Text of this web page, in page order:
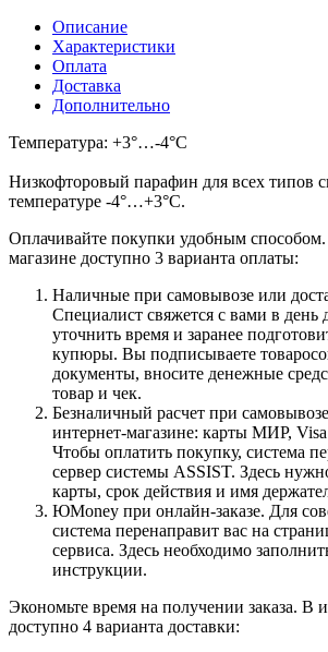
Описание
Характеристики
Оплата
Доставка
Дополнительно
Температура: +3°…-4°C
Низкофторовый парафин для всех типов
температуре -4°…+3°C.
Оплачивайте покупки удобным
магазине доступно 3 варианта оплаты:
Наличные при самовывозе или
Специалист свяжется с вами в день
уточнить время и заранее
купюры. Вы подписываете
документы, вносите денежные
товар и чек.
Безналичный расчет при
интернет-магазине: карты МИР,
Чтобы оплатить покупку, система
сервер системы ASSIST. Здесь
карты, срок действия и имя
ЮMoney при онлайн-заказе. Для
система перенаправит вас на
сервиса. Здесь необходимо
инструкции.
Экономьте время на получении заказа. В
доступно 4 варианта доставки: